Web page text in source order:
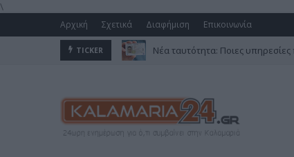
\
Αρχική Σχετικά Διαφήμιση Επικοινωνία
TICKER Νέα ταυτότητα: Ποιες